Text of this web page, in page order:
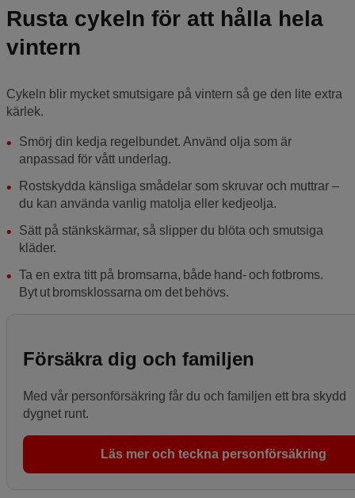
Rusta cykeln för att hålla hela
vintern
Cykeln blir mycket smutsigare på vintern så ge den lite extra
kärlek.
Smörj din kedja regelbundet. Använd olja som är
anpassad för vått underlag.
Rostskydda känsliga smådelar som skruvar och muttrar –
du kan använda vanlig matolja eller kedjeolja.
Sätt på stänkskärmar, så slipper du blöta och smutsiga
kläder.
Ta en extra titt på bromsarna, både hand- och fotbroms.
Byt ut bromsklossarna om det behövs.
Försäkra dig och familjen
Med vår personförsäkring får du och familjen ett bra skydd
dygnet runt.
Läs mer och teckna personförsäkring